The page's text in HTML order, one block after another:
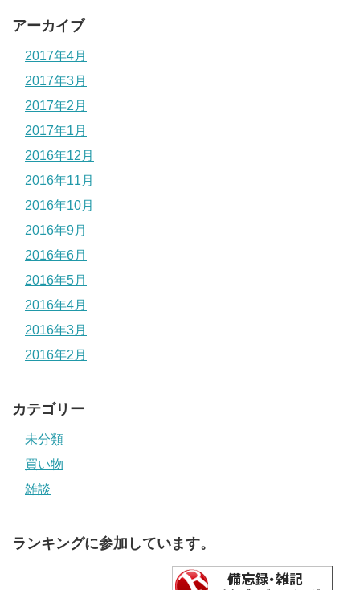
アーカイブ
2017年4月
2017年3月
2017年2月
2017年1月
2016年12月
2016年11月
2016年10月
2016年9月
2016年6月
2016年5月
2016年4月
2016年3月
2016年2月
カテゴリー
未分類
買い物
雑談
ランキングに参加しています。